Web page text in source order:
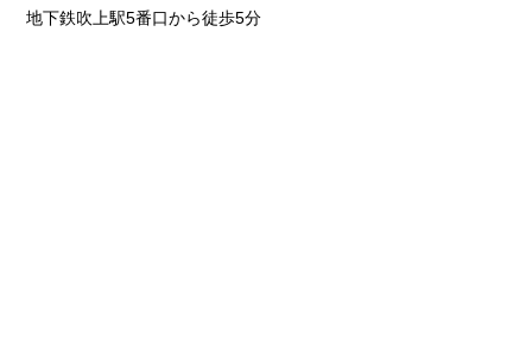
地下鉄吹上駅5番口から徒歩5分